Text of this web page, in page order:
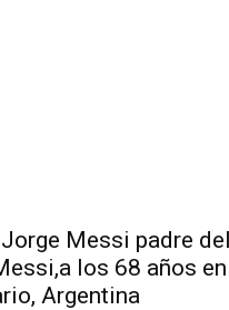
Messi padre
los 68 años
Argentina